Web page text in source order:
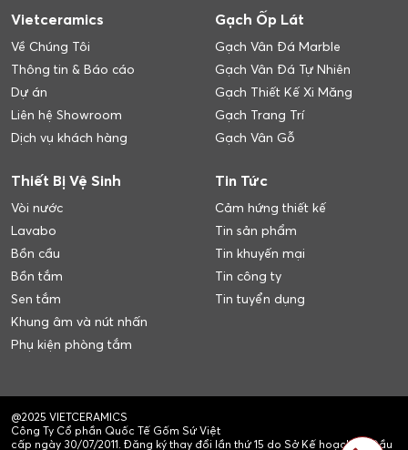
Vietceramics
Về Chúng Tôi
Thông tin & Báo cáo
Dự án
Liên hệ Showroom
Dịch vụ khách hàng
Gạch Ốp Lát
Gạch Vân Đá Marble
Gạch Vân Đá Tự Nhiên
Gạch Thiết Kế Xi Măng
Gạch Trang Trí
Gạch Vân Gỗ
Thiết Bị Vệ Sinh
Vòi nước
Lavabo
Bồn cầu
Bồn tắm
Sen tắm
Khung âm và nút nhấn
Phụ kiện phòng tắm
Tin Tức
Cảm hứng thiết kế
Tin sản phẩm
Tin khuyến mại
Tin công ty
Tin tuyển dụng
@2025 VIETCERAMICS
Công Ty Cổ phần Quốc Tế Gốm Sứ Việt
cấp ngày 30/07/2011. Đăng ký thay đổi lần thứ 15 do Sở Kế hoạch và Đầu